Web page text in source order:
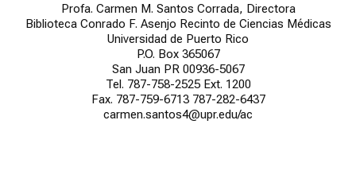
Profa. Carmen M. Santos Corrada, Directora
Biblioteca Conrado F. Asenjo Recinto de Ciencias Médicas
Universidad de Puerto Rico
P.O. Box 365067
San Juan PR 00936-5067
Tel. 787-758-2525 Ext. 1200
Fax. 787-759-6713 787-282-6437
carmen.santos4@upr.edu/ac